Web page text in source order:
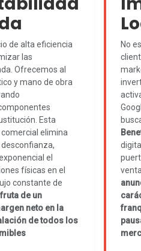
de alta eficiencia
las
Ofrecemos al
y mano de obra
Esta
elimina
el
físicas en el
constante de
de un
neto en la
de todos los
No